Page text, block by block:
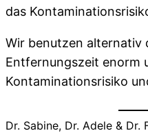
das
Wir benutzen alternativ
Entfernungszeit enorm
Kontaminationsrisiko
Dr. Sabine, Dr. Adele & Dr.